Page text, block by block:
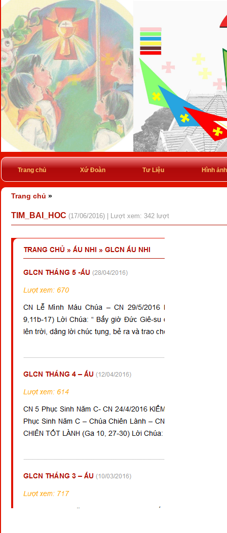
Trang chủ Xứ Đoàn Tư Liệu Hình ảnh
Trang chủ »
TIM_BAI_HOC (17/06/2016) | Lượt xem: 342 lượt